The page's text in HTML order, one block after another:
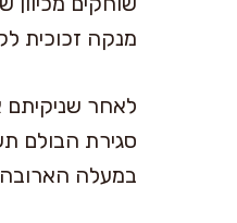
מנקה זכוכית
לאחר שניקיתם
סגירת הבולם
במעלה